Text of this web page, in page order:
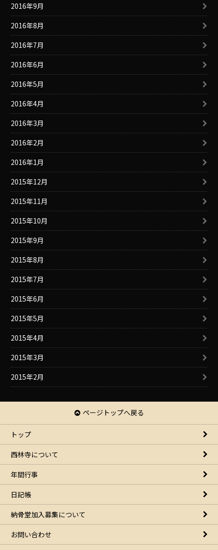
2016年9月
2016年8月
2016年7月
2016年6月
2016年5月
2016年4月
2016年3月
2016年2月
2016年1月
2015年12月
2015年11月
2015年10月
2015年9月
2015年8月
2015年7月
2015年6月
2015年5月
2015年4月
2015年3月
2015年2月
ページトップへ戻る
トップ
西林寺について
年間行事
日記帳
納骨堂加入募集について
お問い合わせ